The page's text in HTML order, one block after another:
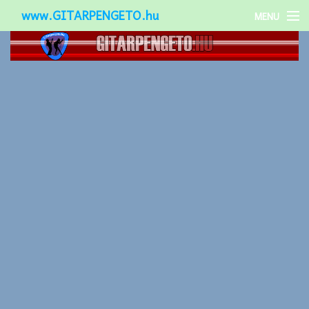
www.GITARPENGETO.hu MENU
Népszerű-